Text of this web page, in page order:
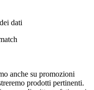
dati
anche su promozioni
prodotti pertinenti.